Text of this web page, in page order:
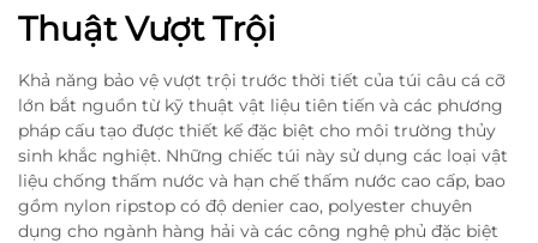
Thuật Vượt Trội
Khả năng bảo vệ vượt trội trước thời tiết của túi câu cá cỡ
lớn bắt nguồn từ kỹ thuật vật liệu tiên tiến và các phương
pháp cấu tạo được thiết kế đặc biệt cho môi trường thủy
sinh khắc nghiệt. Những chiếc túi này sử dụng các loại vật
liệu chống thấm nước và hạn chế thấm nước cao cấp, bao
gồm nylon ripstop có độ denier cao, polyester chuyên
dụng cho ngành hàng hải và các công nghệ phủ đặc biệt